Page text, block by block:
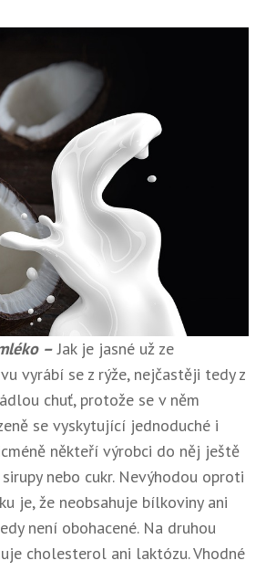
–Jak je jasné už ze
vyrábí se z rýže, nejčastěji tedy z
chuť, protože se v něm
se vyskytující jednoduché i
někteří výrobci do něj ještě
nebo cukr. Nevýhodou oproti
je, že neobsahuje bílkoviny ani
není obohacené. Na druhou
cholesterol ani laktózu. Vhodné